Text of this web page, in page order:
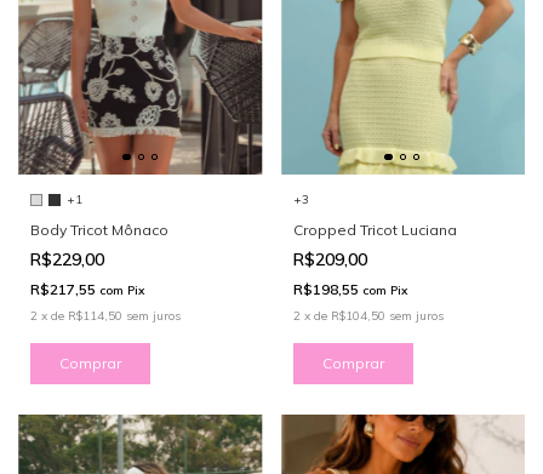
+1
Body Tricot Mônaco
R$229,00
R$217,55 com Pix
2 x de R$114,50 sem juros
Comprar
+3
Cropped Tricot Luciana
R$209,00
R$198,55 com Pix
2 x de R$104,50 sem juros
Comprar